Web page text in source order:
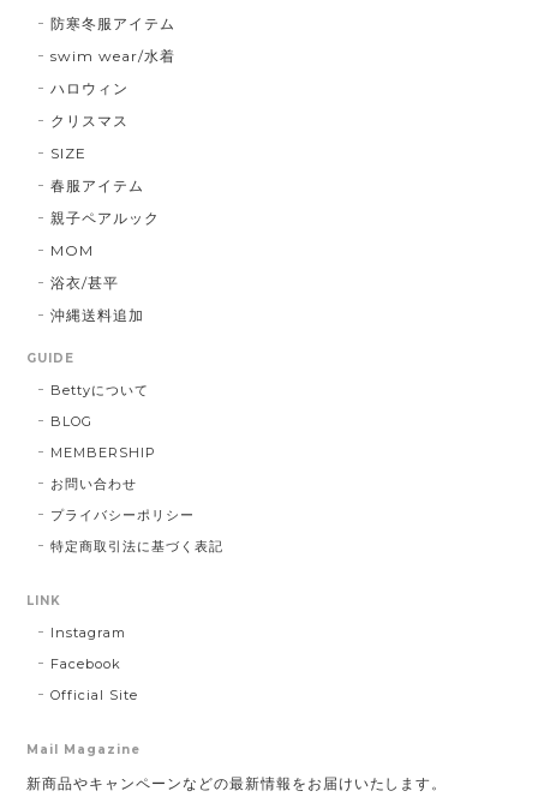
防寒冬服アイテム
swim wear/水着
ハロウィン
クリスマス
SIZE
春服アイテム
親子ペアルック
MOM
浴衣/甚平
沖縄送料追加
GUIDE
Bettyについて
BLOG
MEMBERSHIP
お問い合わせ
プライバシーポリシー
特定商取引法に基づく表記
LINK
Instagram
Facebook
Official Site
Mail Magazine
新商品やキャンペーンなどの最新情報をお届けいたします。